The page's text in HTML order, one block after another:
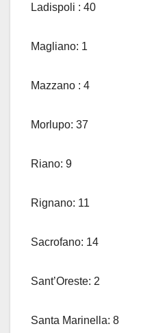
Ladispoli : 40
Magliano: 1
Mazzano : 4
Morlupo: 37
Riano: 9
Rignano: 11
Sacrofano: 14
Sant’Oreste: 2
Santa Marinella: 8